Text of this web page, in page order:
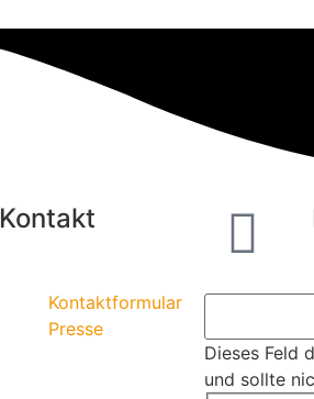
Kontakt
Kontaktformular
Presse
Dieses Feld
und sollte